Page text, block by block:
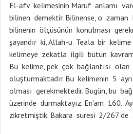
El-afv kelimesinin Maruf anlamı
bilinen demektir. Bilinense, o zaman
bilinenin ölçüsünün konulması
şayandır ki, Allah-u Teala bir
kelimeye zekatla ilgili bütün
Bu kelime, pek çok bağlantısı olan
oluşturmaktadır. Bu kelimenin 5
olması gerekmektedir. Bugün, bu
üzerinde durmaktayız. En’am 160.
zikretmiştik. Bakara suresi 2/